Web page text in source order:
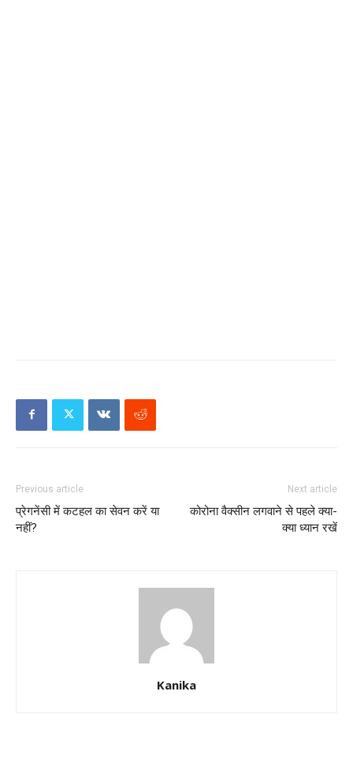
Previous article
प्रेगनेंसी में कटहल का सेवन करें या
नहीं?
Next article
कोरोना वैक्सीन लगवाने से पहले क्या-
क्या ध्यान रखें
Kanika